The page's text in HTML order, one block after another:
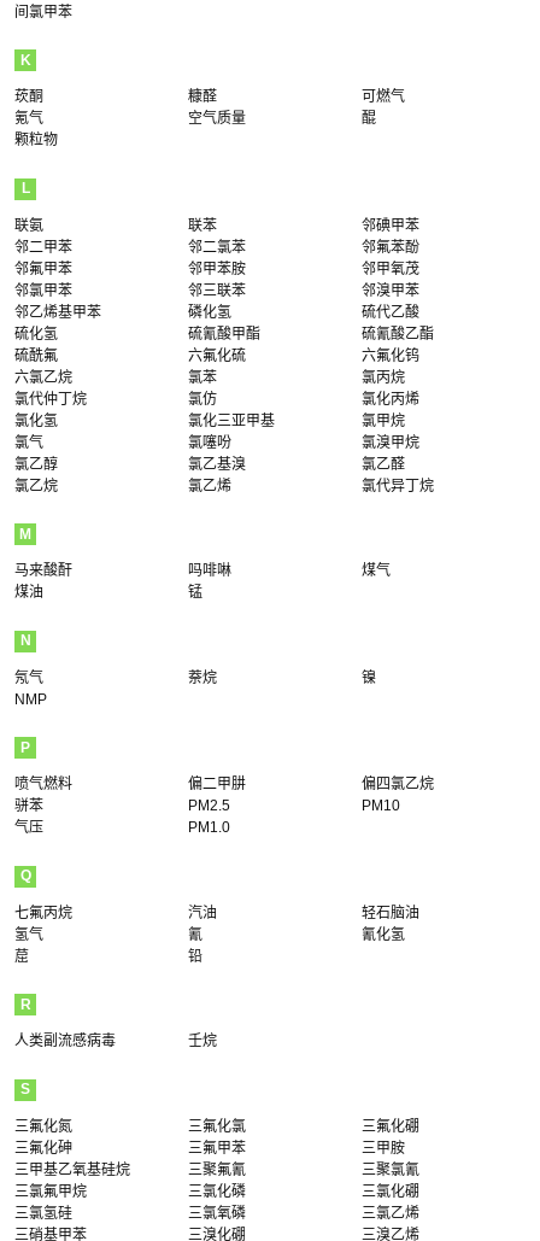
间氯甲苯
K
莰酮 糠醛
可燃气
氪气
空气质量
醌
颗粒物
L
联氨 联苯
邻碘甲苯
邻二甲苯
邻二氯苯
邻氟苯酚
邻氟甲苯
邻甲苯胺
邻甲氧茂
邻氯甲苯
邻三联苯
邻溴甲苯
邻乙烯基甲苯
磷化氢
硫代乙酸
硫化氢
硫氰酸甲酯
硫氰酸乙酯
硫酰氟
六氟化硫
六氟化钨
六氯乙烷
氯苯
氯丙烷
氯代仲丁烷
氯仿
氯化丙烯
氯化氢
氯化三亚甲基
氯甲烷
氯气
氯噻吩
氯溴甲烷
氯乙醇
氯乙基溴
氯乙醛
氯乙烷
氯乙烯 氯代异丁烷
M
马来酸酐 吗啡啉
煤气
煤油
锰
N
氖气 萘烷
镍
NMP
P
喷气燃料 偏二甲肼
偏四氯乙烷
骈苯
PM2.5
PM10
气压
PM1.0
Q
七氟丙烷 汽油
轻石脑油
氢气
氰
氰化氢
䓛
铅
R
人类副流感病毒 壬烷
S
三氟化氮 三氟化氯
三氟化硼
三氟化砷
三氟甲苯
三甲胺
三甲基乙氧基硅烷
三聚氟氰
三聚氯氰
三氯氟甲烷
三氯化磷
三氯化硼
三氯氢硅
三氯氧磷
三氯乙烯
三硝基甲苯
三溴化硼 三溴乙烯